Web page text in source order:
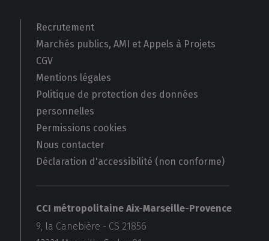
CCI métropolitaine Aix-Marseille-Provence
9, la Canebière - CS 21856
Recrutement
Marchés publics, AMI et Appels à Projets
CGV
Mentions légales
Politique de protection des données
personnelles
Permissions cookies
Nous contacter
Déclaration d'accessibilité (non conforme)